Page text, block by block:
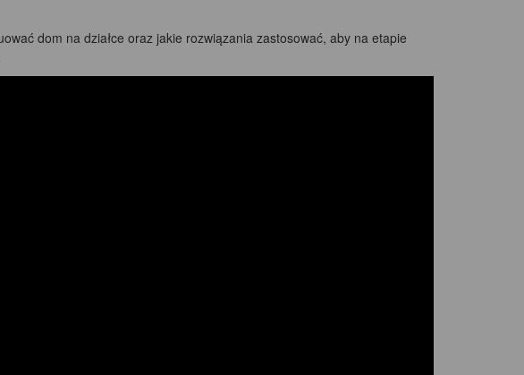
dom na działce oraz jakie rozwiązania zastosować, aby na etapie